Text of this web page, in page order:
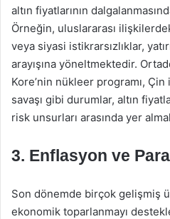
altın fiyatlarının
Örneğin, uluslararası
veya siyasi istikrarsızlıklar,
arayışına yöneltmektedir.
Kore’nin nükleer programı,
savaşı gibi durumlar, altın
risk unsurları arasında yer
3. Enflasyon ve
Son dönemde birçok gelişmiş
ekonomik toparlanmayı